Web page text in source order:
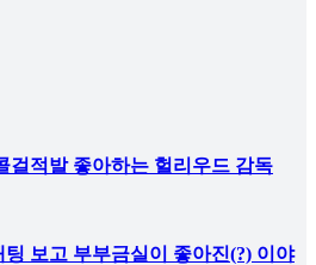
걸적발 좋아하는 헐리우드 감독
보고 부부금실이 좋아진(?) 이야